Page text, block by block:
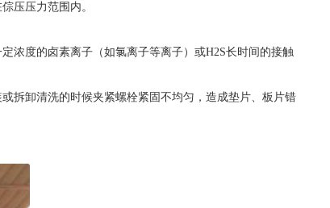
压压力范围内。
浓度的卤素离子（如氯离子等离子）或H2S长时间的接触
拆卸清洗的时候夹紧螺栓紧固不均匀，造成垫片、板片错